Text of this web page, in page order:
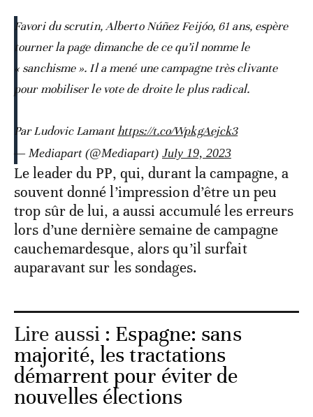
Favori du scrutin, Alberto Núñez Feijóo, 61 ans, espère
tourner la page dimanche de ce qu’il nomme le
« sanchisme ». Il a mené une campagne très clivante
pour mobiliser le vote de droite le plus radical.
Par Ludovic Lamanthttps://t.co/WpkgAejck3
— Mediapart (@Mediapart) July 19, 2023
Le leader du PP, qui, durant la campagne, a
souvent donné l’impression d’être un peu
trop sûr de lui, a aussi accumulé les erreurs
lors d’une dernière semaine de campagne
cauchemardesque, alors qu’il surfait
auparavant sur les sondages.
Lire aussi : Espagne: sans
majorité, les tractations
démarrent pour éviter de
nouvelles élections